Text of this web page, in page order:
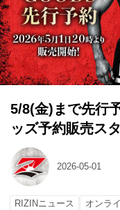
5/8(金)まで先行
ッズ予約販売ス
2026-05-01
RIZINニュース オンラ